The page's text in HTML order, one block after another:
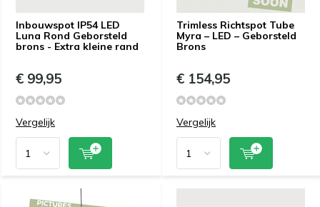
Inbouwspot IP54 LED
Luna Rond Geborsteld
brons - Extra kleine rand
€ 99,95
Vergelijk
Trimless Richtspot Tube
Myra – LED – Geborsteld
Brons
€ 154,95
Vergelijk